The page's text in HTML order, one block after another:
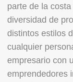
parte de la
diversidad de
distintos estilos
cualquier
empresario con
emprendedores